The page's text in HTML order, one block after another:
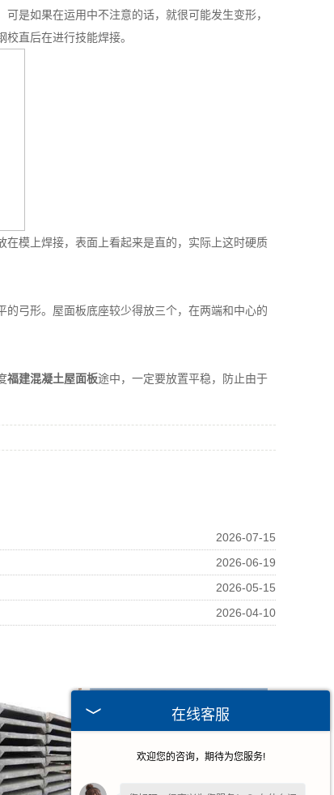
是如果在运用中不注意的话，就很可能发生变形，
直后在进行技能焊接。
模上焊接，表面上看起来是直的，实际上这时硬质
弓形。屋面板底座较少得放三个，在两端和中心的
福建混凝土屋面板途中，一定要放置平稳，防止由于
2026-07-15
2026-06-19
2026-05-15
2026-04-10
在线客服
欢迎您的咨询，期待为您服务!